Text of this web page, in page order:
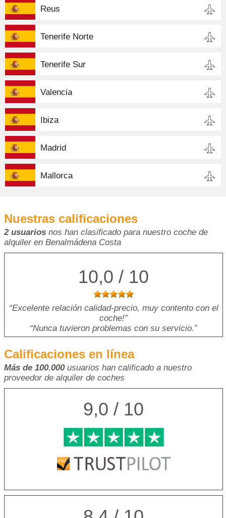
Reus
Tenerife Norte
Tenerife Sur
Valencia
Ibiza
Madrid
Mallorca
Nuestras calificaciones
2 usuarios nos han clasificado para nuestro coche de
alquiler en Benalmádena Costa
10,0 / 10
Excelente relación calidad-precio, muy contento con el
coche!
Nunca tuvieron problemas con su servicio.
Calificaciones en línea
Más de 100.000usuarios han calificado a nuestro
proveedor de alquiler de coches
9,0 / 10